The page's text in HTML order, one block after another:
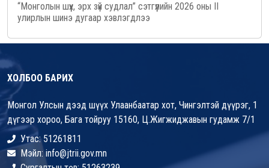
“Монголын шүүх, эрх зүй судлал” сэтгүүлийн 2026 оны II
улирлын шинэ дугаар хэвлэгдлээ
ХОЛБОО БАРИХ
Монгол Улсын дээд шүүх Улаанбаатар хот, Чингэлтэй дүүрэг, 1
дүгээр хороо, Бага тойруу 15160, Ц.Жигжиджавын гудамж 7/1
Утас: 51261811
Мэйл: info@jtrii.gov.mn